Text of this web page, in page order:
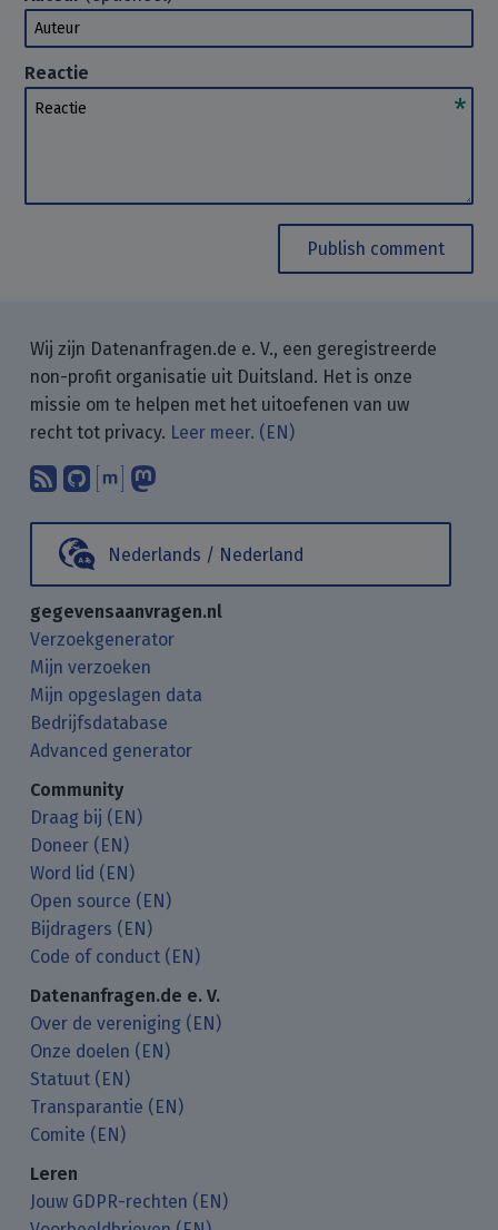
Auteur
Reactie
Reactie
Publish comment
Wij zijn Datenanfragen.de e. V., een geregistreerde
non-profit organisatie uit Duitsland. Het is onze
missie om te helpen met het uitoefenen van uw
recht tot privacy. Leer meer. (EN)
Abonneer op onze blogposts met
Vind ons op GitHub.
Praat met ons via Matrix.
Nederlands / Nederland
gegevensaanvragen.nl
Verzoekgenerator
Mijn verzoeken
Mijn opgeslagen data
Bedrijfsdatabase
Advanced generator
Community
Draag bij (EN)
Doneer (EN)
Word lid (EN)
Open source (EN)
Bijdragers (EN)
Code of conduct (EN)
Datenanfragen.de e. V.
Over de vereniging (EN)
Onze doelen (EN)
Statuut (EN)
Transparantie (EN)
Comite (EN)
Leren
Jouw GDPR-rechten (EN)